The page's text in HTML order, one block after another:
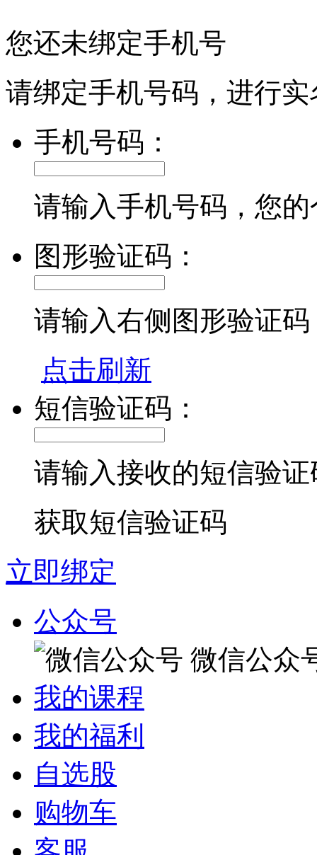
您还未绑定手机号
请绑定手机号码，进行
手机号码：
请输入手机号码，您
图形验证码：
请输入右侧图形验证码
点击刷新
短信验证码：
请输入接收的短信验证
获取短信验证码
立即绑定
公众号
微信公众
我的课程
我的福利
自选股
购物车